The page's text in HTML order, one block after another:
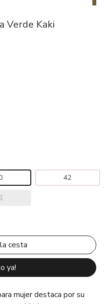
Verde Kaki
42
ya!
mujer destaca por su